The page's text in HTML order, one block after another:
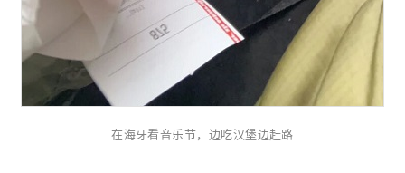
在海牙看音乐节，边吃汉堡边赶路